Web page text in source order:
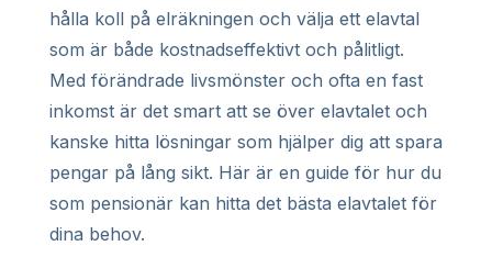
hålla koll på elräkningen och välja ett elavtal
som är både kostnadseffektivt och pålitligt.
Med förändrade livsmönster och ofta en fast
inkomst är det smart att se över elavtalet och
kanske hitta lösningar som hjälper dig att spara
pengar på lång sikt. Här är en guide för hur du
som pensionär kan hitta det bästa elavtalet för
dina behov.